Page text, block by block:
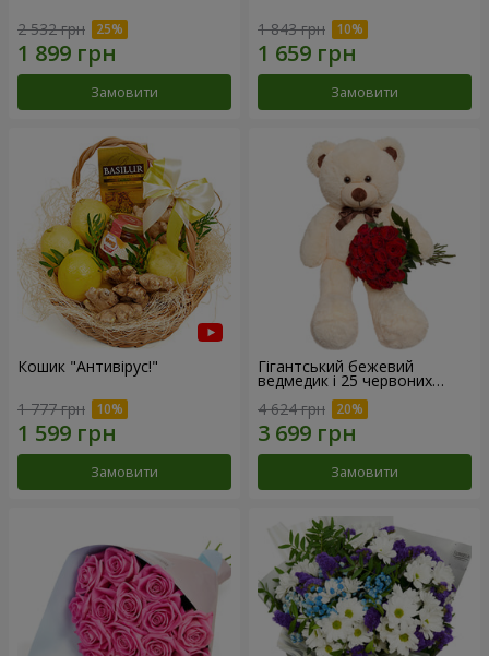
2 532 грн
Замовити
1 843 грн
Замовити
Кошик "Антивірус!"
1 777 грн
Замовити
Гігантський бежевий
ведмедик і 25 червоних
троянд
4 624 грн
Замовити